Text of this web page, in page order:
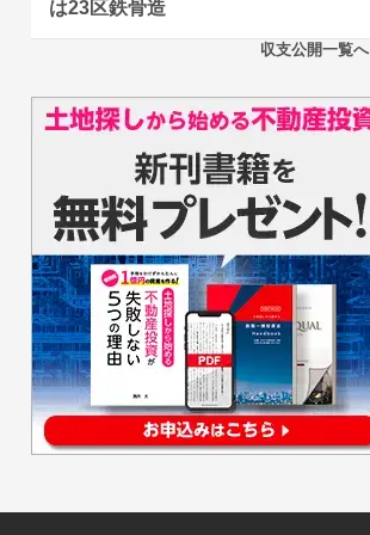
は23区鉄骨造
収支公開一覧へ